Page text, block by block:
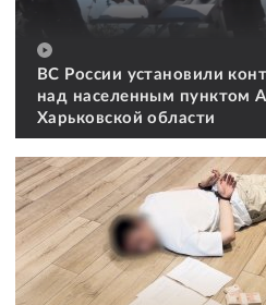
ВС России установили
над населенным пунктом
Харьковской области